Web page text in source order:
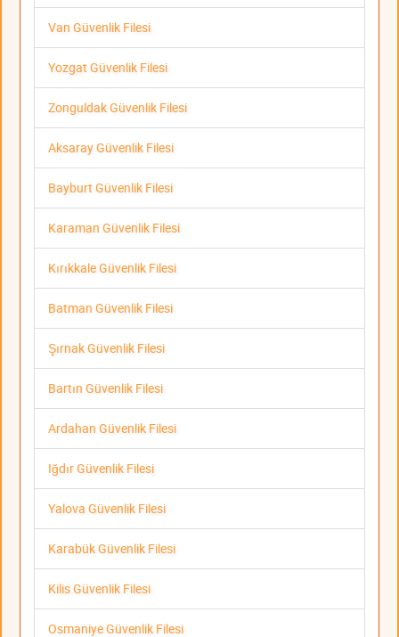
Van Güvenlik Filesi
Yozgat Güvenlik Filesi
Zonguldak Güvenlik Filesi
Aksaray Güvenlik Filesi
Bayburt Güvenlik Filesi
Karaman Güvenlik Filesi
Kırıkkale Güvenlik Filesi
Batman Güvenlik Filesi
Şırnak Güvenlik Filesi
Bartın Güvenlik Filesi
Ardahan Güvenlik Filesi
Iğdır Güvenlik Filesi
Yalova Güvenlik Filesi
Karabük Güvenlik Filesi
Kilis Güvenlik Filesi
Osmaniye Güvenlik Filesi